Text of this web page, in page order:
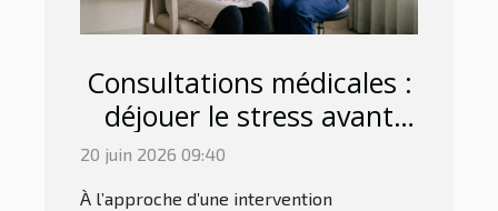
Consultations médicales :
déjouer le stress avant
une intervention
20 juin 2026 09:40
À l’approche d’une intervention